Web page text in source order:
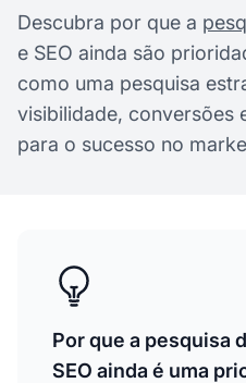
Descubra por que a
e SEO ainda são
como uma pesquisa
visibilidade, conversões
para o sucesso no
Por que a pesquisa
SEO ainda é uma